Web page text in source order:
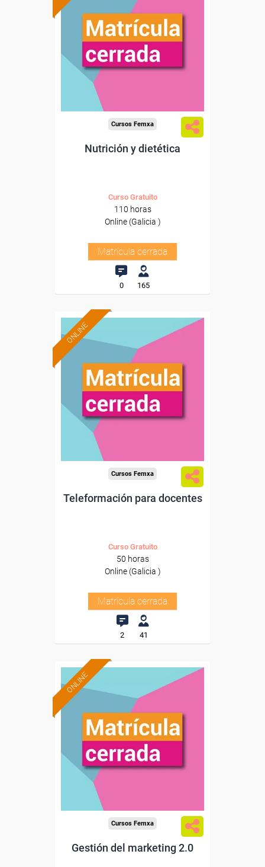
Cursos Femxa
Nutrición y dietética
Curso Gratuito
110 horas
Online (Galicia )
Matrícula cerrada
0 165
ONLINE
Cursos Femxa
Teleformación para docentes
Curso Gratuito
50 horas
Online (Galicia )
Matrícula cerrada
2 41
ONLINE
Cursos Femxa
Gestión del marketing 2.0